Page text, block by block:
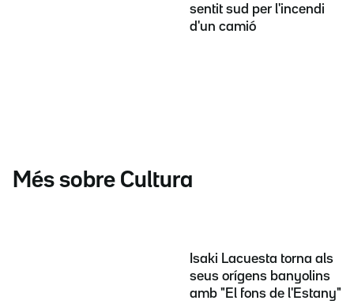
sentit sud per l'incendi
d'un camió
Més sobre Cultura
Isaki Lacuesta torna als
seus orígens banyolins
amb "El fons de l'Estany"